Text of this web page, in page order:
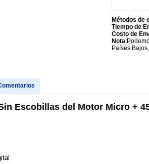
Métodos de
Tiempo de
Costo de
Nota
Países
Escobillas del Motor Micro +